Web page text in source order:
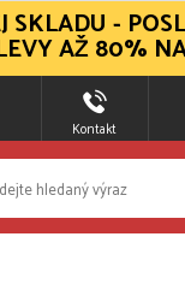
Kontakt
SKLADU -
AŽ 80%